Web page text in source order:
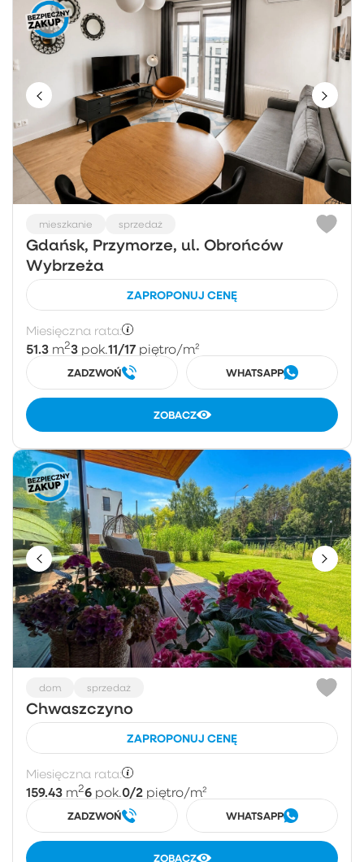
mieszkanie sprzedaż
Gdańsk, Przymorze, ul. Obrońców
Wybrzeża
ZAPROPONUJ CENĘ
Miesięczna rata:
51.3 m23 pok.11/17 piętro/m²
ZADZWOŃ WHATSAPP
ZOBACZ
dom sprzedaż
Chwaszczyno
ZAPROPONUJ CENĘ
Miesięczna rata:
159.43 m26 pok.0/2 piętro/m²
ZADZWOŃ WHATSAPP
ZOBACZ